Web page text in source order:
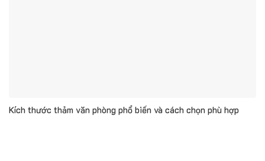
Kích thước thảm văn phòng phổ biến và cách chọn phù hợp